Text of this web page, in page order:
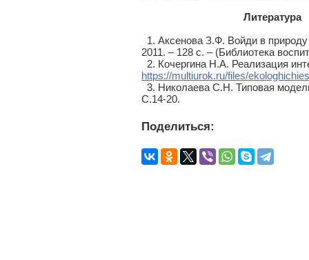
Литература
1. Аксенова З.Ф. Войди в
2011. – 128 с. – (Библиотека
2. Кочергина Н.А. Реализация
https://multiurok.ru/files/
3. Николаева С.Н. Типовая
С.14-20.
Поделиться: